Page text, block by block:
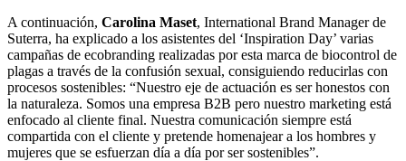
A continuación, Carolina Maset, International Brand Manager de
Suterra, ha explicado a los asistentes del ‘Inspiration Day’ varias
campañas de ecobranding realizadas por esta marca de biocontrol de
plagas a través de la confusión sexual, consiguiendo reducirlas con
procesos sostenibles: “Nuestro eje de actuación es ser honestos con
la naturaleza. Somos una empresa B2B pero nuestro marketing está
enfocado al cliente final. Nuestra comunicación siempre está
compartida con el cliente y pretende homenajear a los hombres y
mujeres que se esfuerzan día a día por ser sostenibles”.